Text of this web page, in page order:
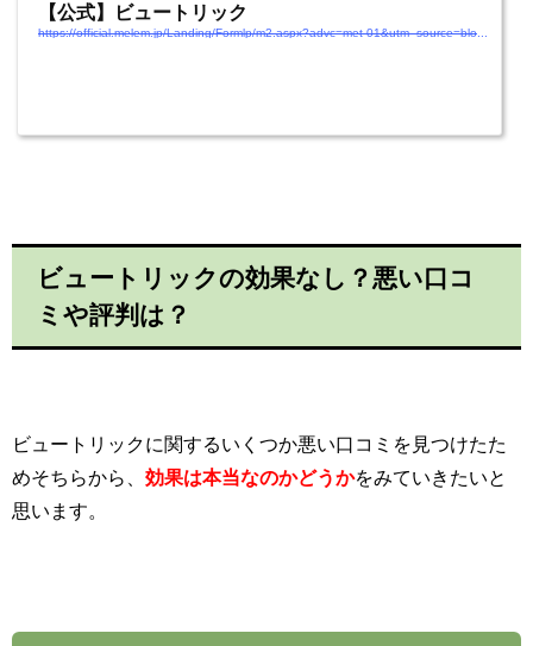
【公式】ビュートリック
ビュートリックの効果なし？悪い口コ
ミや評判は？
ビュートリックに関するいくつか悪い口コミを見つけたた
めそちらから、 効果は本当なのかどうかをみていきたいと
思います。